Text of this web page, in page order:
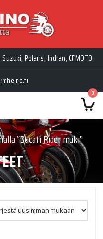
Polaris, Indian, CFMOTO
0
“Ducati Rider muki”